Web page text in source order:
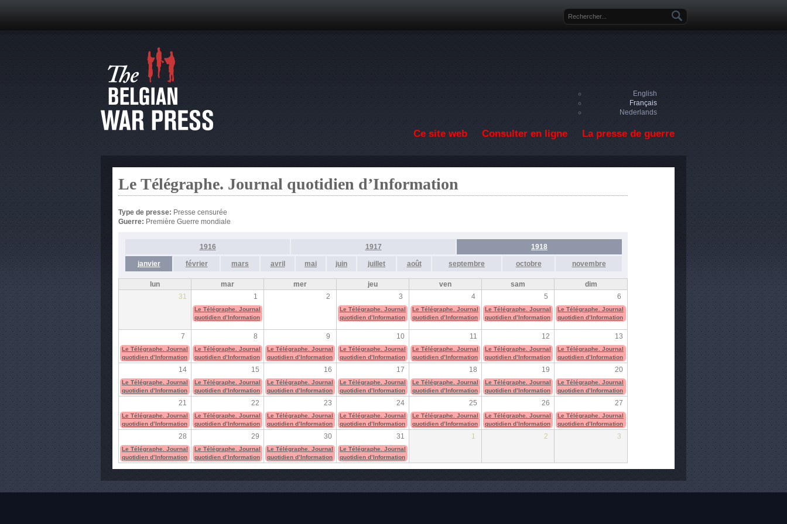
Formulaire de recherche
English
Français
Nederlands
Ce site web Consulter en ligne La presse de guerre
Le Télégraphe. Journal quotidien d’Information
Type de presse: Presse censurée
Guerre: Première Guerre mondiale
1916 1917 1918
janvier février mars avril mai juin juillet août septembre octobre novembre
lun mar mer jeu ven sam
dim
31
1 2 3 4 5 6
Le Télégraphe. Journal
quotidien d’Information
Le Télégraphe. Journal
quotidien d’Information
Le Télégraphe. Journal
quotidien d’Information
Le Télégraphe. Journal
quotidien d’Information
Le Télégraphe. Journal
quotidien d’Information
7 8 9 10 11 12 13
Le Télégraphe. Journal
quotidien d’Information
Le Télégraphe. Journal
quotidien d’Information
Le Télégraphe. Journal
quotidien d’Information
Le Télégraphe. Journal
quotidien d’Information
Le Télégraphe. Journal
quotidien d’Information
Le Télégraphe. Journal
quotidien d’Information
Le Télégraphe. Journal
quotidien d’Information
14 15 16 17 18 19 20
Le Télégraphe. Journal
quotidien d’Information
Le Télégraphe. Journal
quotidien d’Information
Le Télégraphe. Journal
quotidien d’Information
Le Télégraphe. Journal
quotidien d’Information
Le Télégraphe. Journal
quotidien d’Information
Le Télégraphe. Journal
quotidien d’Information
Le Télégraphe. Journal
quotidien d’Information
21 22 23 24 25 26 27
Le Télégraphe. Journal
quotidien d’Information
Le Télégraphe. Journal
quotidien d’Information
Le Télégraphe. Journal
quotidien d’Information
Le Télégraphe. Journal
quotidien d’Information
Le Télégraphe. Journal
quotidien d’Information
Le Télégraphe. Journal
quotidien d’Information
Le Télégraphe. Journal
quotidien d’Information
28 29 30 31 1 2 3
Le Télégraphe. Journal
quotidien d’Information
Le Télégraphe. Journal
quotidien d’Information
Le Télégraphe. Journal
quotidien d’Information
Le Télégraphe. Journal
quotidien d’Information